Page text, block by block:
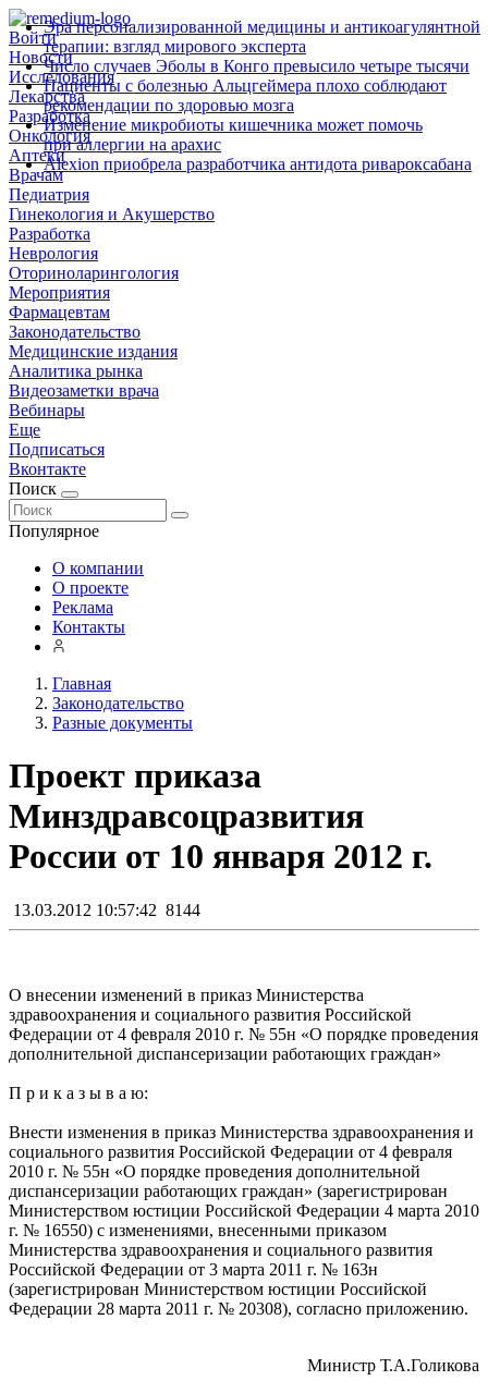
Войти
Новости
Исследования
Лекарства
Разработка
Онкология
Аптеки
Врачам
Педиатрия
Гинекология и Акушерство
Разработка
Неврология
Оториноларингология
Мероприятия
Фармацевтам
Законодательство
Медицинские издания
Аналитика рынка
Видеозаметки врача
Вебинары
Еще
Подписаться
Вконтакте
Поиск
Популярное
Эра персонализированной медицины и антикоагулянтной
терапии: взгляд мирового эксперта
Число случаев Эболы в Конго превысило четыре тысячи
Пациенты с болезнью Альцгеймера плохо соблюдают
рекомендации по здоровью мозга
Изменение микробиоты кишечника может помочь
при аллергии на арахис
Alexion приобрела разработчика антидота ривароксабана
О компании
О проекте
Реклама
Контакты
Главная
Законодательство
Разные документы
Проект приказа
Минздравсоцразвития
России от 10 января 2012 г.
13.03.2012 10:57:42 8144
О внесении изменений в приказ Министерства
здравоохранения и социального развития Российской
Федерации от 4 февраля 2010 г. № 55н «О порядке проведения
дополнительной диспансеризации работающих граждан»
П р и к а з ы в а ю:
Внести изменения в приказ Министерства здравоохранения и
социального развития Российской Федерации от 4 февраля
2010 г. № 55н «О порядке проведения дополнительной
диспансеризации работающих граждан» (зарегистрирован
Министерством юстиции Российской Федерации 4 марта 2010
г. № 16550) с изменениями, внесенными приказом
Министерства здравоохранения и социального развития
Российской Федерации от 3 марта 2011 г. № 163н
(зарегистрирован Министерством юстиции Российской
Федерации 28 марта 2011 г. № 20308), согласно приложению.
Министр Т.А.Голикова